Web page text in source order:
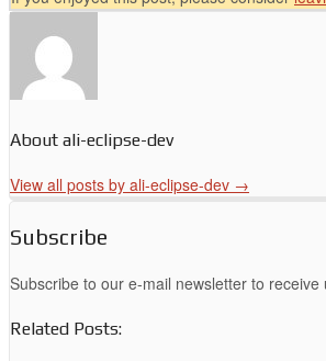
About ali-eclipse-dev
View all posts by ali-eclipse-dev →
Subscribe
Subscribe to our e-mail newsletter to receive
Related Posts: